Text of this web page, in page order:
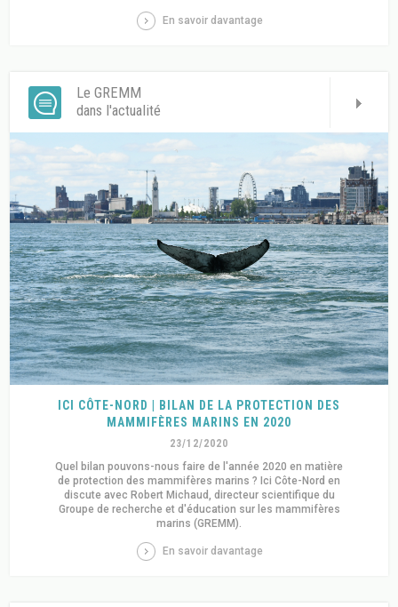
En savoir davantage
Le GREMM
dans l'actualité
ICI CÔTE-NORD | BILAN DE LA PROTECTION DES
MAMMIFÈRES MARINS EN 2020
23/12/2020
Quel bilan pouvons-nous faire de l'année 2020 en matière
de protection des mammifères marins ? Ici Côte-Nord en
discute avec Robert Michaud, directeur scientifique du
Groupe de recherche et d'éducation sur les mammifères
marins (GREMM).
En savoir davantage